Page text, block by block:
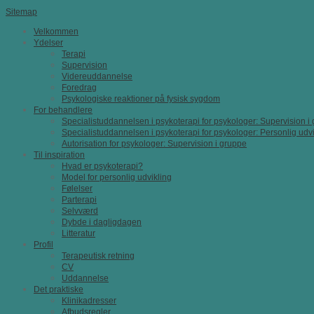
Sitemap
Velkommen
Ydelser
Terapi
Supervision
Videreuddannelse
Foredrag
Psykologiske reaktioner på fysisk sygdom
For behandlere
Specialistuddannelsen i psykoterapi for psykologer: Supervision i
Specialistuddannelsen i psykoterapi for psykologer: Personlig
Autorisation for psykologer: Supervision i gruppe
Til inspiration
Hvad er psykoterapi?
Model for personlig udvikling
Følelser
Parterapi
Selvværd
Dybde i dagligdagen
Litteratur
Profil
Terapeutisk retning
CV
Uddannelse
Det praktiske
Klinikadresser
Afbudsregler